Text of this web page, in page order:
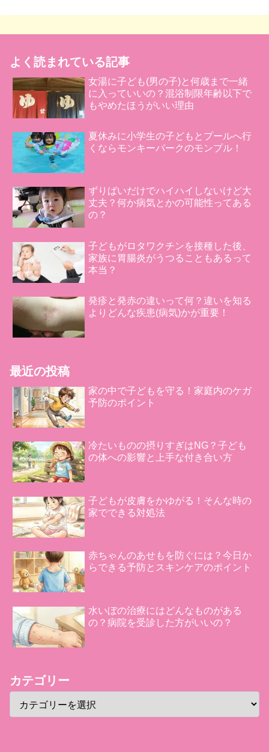
よく読まれている記事
女湯に子ども(男の子)と何歳まで一緒
に入っていいの？混浴制限年齢以下で
もやめたほうがいい理由
夏休みに小学生の子どもとプールへ行
くならモンキーパークのモンプル！
ずりばいだけでハイハイしないけど大
丈夫？何か病気とかの可能性ってある
の？
子どもがロタワクチンを接種した後、
家族に胃腸炎がうつることもあるって
本当？
発疹と発赤の違いって何？違いを知る
よりどんな疾患(病気)かが重要！
最近の投稿
家の中で子どもを守る！家庭内のケガ
予防のポイント
冷たいものの摂りすぎはNG？子ども
の体への影響と上手な付き合い方
子どもが皮膚をかゆがる！そんな時の
家でできる対処法
赤ちゃんのあせもを防ぐには？今日か
らできる予防とスキンケアのポイント
水いぼの治療にはどんなものがある
の？病院を受診した方がいいの？
カテゴリー